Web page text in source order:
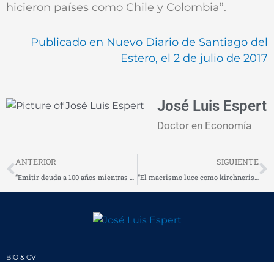
hicieron países como Chile y Colombia”.
Publicado en Nuevo Diario de Santiago del
Estero, el 2 de julio de 2017
José Luis Espert
Doctor en Economía
Prev
ANTERIOR
“Emitir deuda a 100 años mientras se suspenden pensiones por invalidez constituye una excentricidad ridícula”
SIGUIENTE
“El macrismo luce como kirchnerismo de buenos modales en lo económico”
BIO & CV